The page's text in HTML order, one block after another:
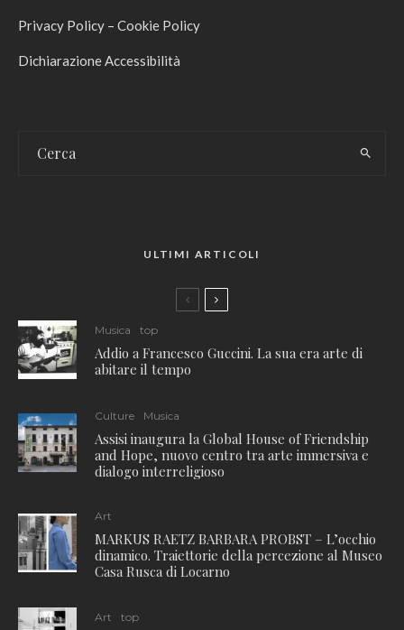
Privacy Policy – Cookie Policy
Dichiarazione Accessibilità
ULTIMI ARTICOLI
Musica top
Addio a Francesco Guccini. La sua era arte di
abitare il tempo
Culture Musica
Assisi inaugura la Global House of Friendship
and Hope, nuovo centro tra arte immersiva e
dialogo interreligioso
Art
MARKUS RAETZ BARBARA PROBST – L’occhio
dinamico. Traiettorie della percezione al Museo
Casa Rusca di Locarno
Art top